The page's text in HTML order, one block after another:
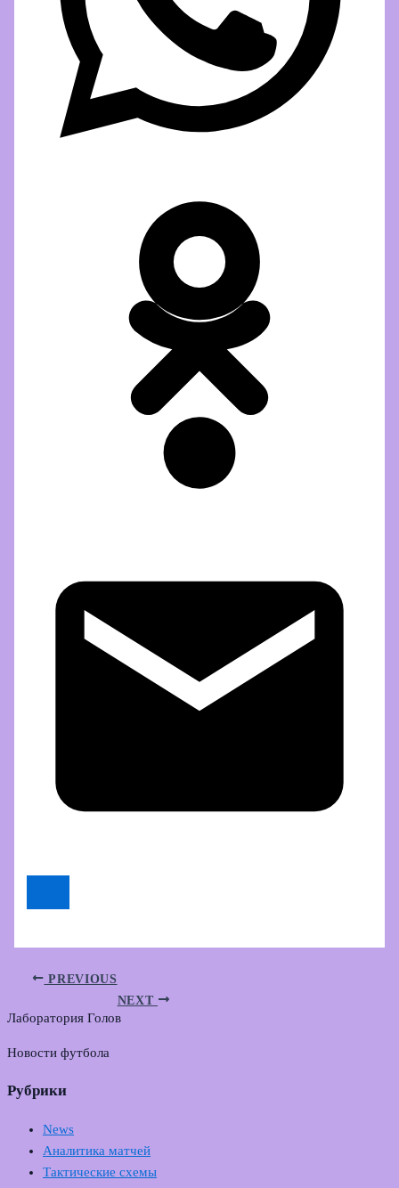
PREVIOUS
NEXT
Лаборатория Голов
Новости футбола
Рубрики
News
Аналитика матчей
Тактические схемы